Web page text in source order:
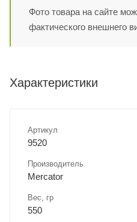
Фото товара на сайте
фактического внешнего
Характеристики
Артикул
9520
Производитель
Mercator
Вес, гр
550